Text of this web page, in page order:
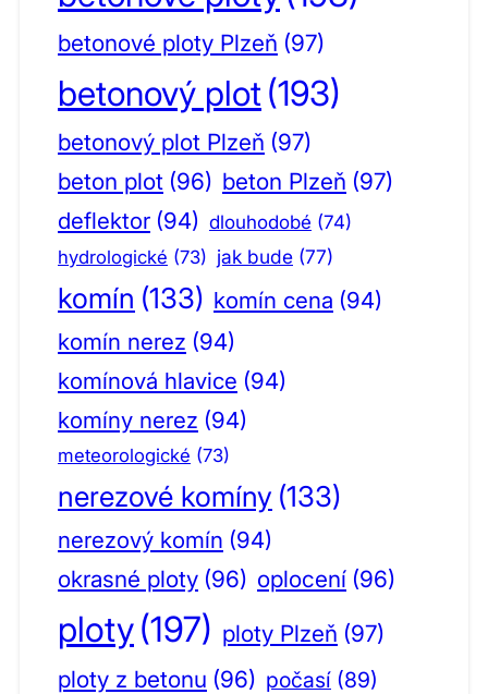
betonové ploty Plzeň (97)
betonový plot (193)
betonový plot Plzeň (97)
beton plot (96) beton Plzeň (97)
deflektor (94) dlouhodobé (74)
hydrologické (73) jak bude (77)
komín (133) komín cena (94)
komín nerez (94)
komínová hlavice (94)
komíny nerez (94)
meteorologické (73)
nerezové komíny (133)
nerezový komín (94)
okrasné ploty (96) oplocení (96)
ploty(197) ploty Plzeň (97)
ploty z betonu (96) počasí (89)